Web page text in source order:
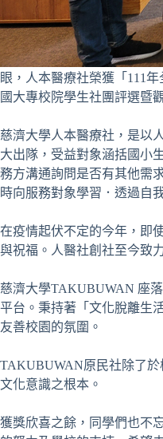
眼，人本醫療社榮獲「111
國大專校院學生社團評選暨
慈濟大學人本醫療社，是以
大出隊，受益對象涵括國小
務方溝通詢問是否有其他需
時向服務對象學習．透過自
在疫情起伏不定的今年，即
與祝福。人醫社創社至今致
慈濟大學TAKUBUWAN 座
平台。秉持著「文化脫離生
友善校園的氛圍。
TAKUBUWAN原民社除了
文化意識之根本。
獲獎欣喜之餘，同學們也不